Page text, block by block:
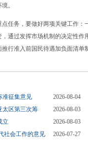
。
务，要做好两项关键工作：
通过发挥市场机制的决定性
行准入前国民待遇加负面清
准征集意见
2026-08-04
太区第三次筹
2026-08-03
立
2026-08-03
社会工作的意见
2026-07-27